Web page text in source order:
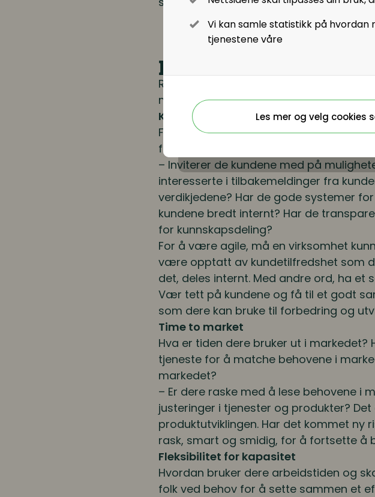
Vi kan samle statistikk på
tjenestene våre
Les mer og velg cookies
Hva betyr det
Riina forteller at for å vurdere om en
momenter:
Kundeforhold
Forstår de virkelig kundene sine og
forskjellene i kundegrupper og hos
– Inviterer de kundene med på
interesserte i tilbakemeldinger fra
verdikjedene? Har de gode systemer
kundene bredt internt? Har de
for kunnskapsdeling?
For å være agile, må en virksomhet
være opptatt av kundetilfredshet som
det, deles internt. Med andre ord, ha
Vær tett på kundene og få til et godt
som dere kan bruke til forbedring og
Time to market
Hva er tiden dere bruker ut i
tjeneste for å matche behovene i
markedet?
– Er dere raske med å lese behovene i
justeringer i tjenester og produkter?
produktutviklingen. Har det kommet ny
rask, smart og smidig, for å fortsette å
Fleksibilitet for kapasitet
Hvordan bruker dere arbeidstiden og
folk ved behov for å sette sammen et